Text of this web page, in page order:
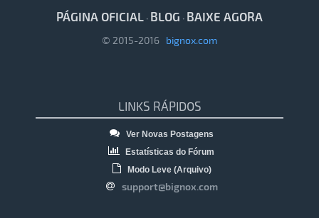
PÁGINA OFICIAL · BLOG · BAIXE AGORA
© 2015-2016 bignox.com
LINKS RÁPIDOS
Ver Novas Postagens
Estatísticas do Fórum
Modo Leve (Arquivo)
support@bignox.com